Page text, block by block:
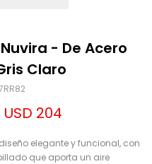
- De Acero
Claro
USD 204
elegante y funcional, con
que aporta un aire